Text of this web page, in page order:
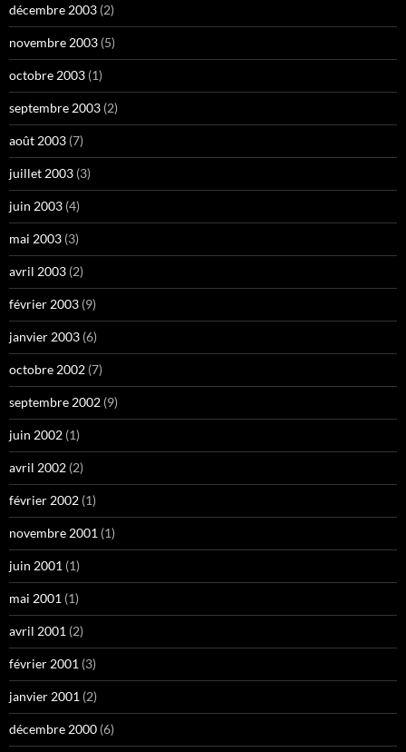
décembre 2003 (2)
novembre 2003 (5)
octobre 2003 (1)
septembre 2003 (2)
août 2003 (7)
juillet 2003 (3)
juin 2003 (4)
mai 2003 (3)
avril 2003 (2)
février 2003 (9)
janvier 2003 (6)
octobre 2002 (7)
septembre 2002 (9)
juin 2002 (1)
avril 2002 (2)
février 2002 (1)
novembre 2001 (1)
juin 2001 (1)
mai 2001 (1)
avril 2001 (2)
février 2001 (3)
janvier 2001 (2)
décembre 2000 (6)